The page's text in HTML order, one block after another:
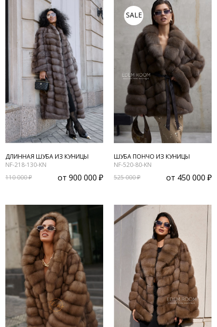
ДЛИННАЯ ШУБА ИЗ КУНИЦЫ
NF-218-130-KN
110 000 ₽
от 900 000 ₽
SALE
ШУБА ПОНЧО ИЗ КУНИЦЫ
NF-520-80-KN
525 000 ₽
от 450 000 ₽